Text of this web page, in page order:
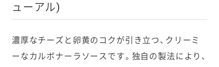
ューアル)
濃厚なチーズと卵黄のコクが引き立つ、クリーミ
ーなカルボナーラソースです。独自の製法により、